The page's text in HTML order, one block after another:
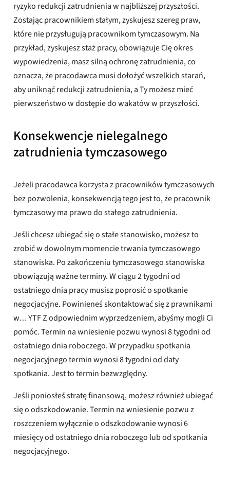
ryzyko redukcji zatrudnienia w najbliższej przyszłości.
Zostając pracownikiem stałym, zyskujesz szereg praw,
które nie przysługują pracownikom tymczasowym. Na
przykład, zyskujesz staż pracy, obowiązuje Cię okres
wypowiedzenia, masz silną ochronę zatrudnienia, co
oznacza, że ​​pracodawca musi dołożyć wszelkich starań,
aby uniknąć redukcji zatrudnienia, a Ty możesz mieć
pierwszeństwo w dostępie do wakatów w przyszłości.
Konsekwencje nielegalnego
zatrudnienia tymczasowego
Jeżeli pracodawca korzysta z pracowników tymczasowych
bez pozwolenia, konsekwencją tego jest to, że pracownik
tymczasowy ma prawo do stałego zatrudnienia.
Jeśli chcesz ubiegać się o stałe stanowisko, możesz to
zrobić w dowolnym momencie trwania tymczasowego
stanowiska. Po zakończeniu tymczasowego stanowiska
obowiązują ważne terminy. W ciągu 2 tygodni od
ostatniego dnia pracy musisz poprosić o spotkanie
negocjacyjne. Powinieneś skontaktować się z prawnikami
w… YTF Z odpowiednim wyprzedzeniem, abyśmy mogli Ci
pomóc. Termin na wniesienie pozwu wynosi 8 tygodni od
ostatniego dnia roboczego. W przypadku spotkania
negocjacyjnego termin wynosi 8 tygodni od daty
spotkania. Jest to termin bezwzględny.
Jeśli poniosłeś stratę finansową, możesz również ubiegać
się o odszkodowanie. Termin na wniesienie pozwu z
roszczeniem wyłącznie o odszkodowanie wynosi 6
miesięcy od ostatniego dnia roboczego lub od spotkania
negocjacyjnego.